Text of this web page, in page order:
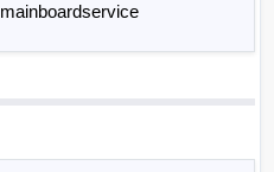
mainboardservice